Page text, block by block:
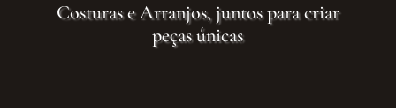
Costuras e Arranjos, juntos para criar
peças únicas